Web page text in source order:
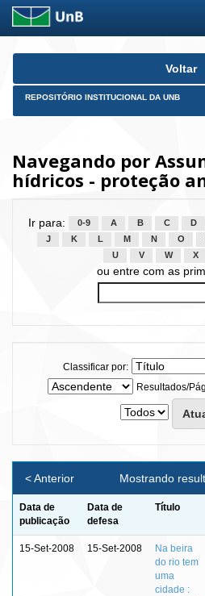
Skip
Voltar
REPOSITÓRIO INSTITUCIONAL DA UNB
Navegando por
hídricos - proteção
Ir para: 0-9 A B C D
J
K L M N O
U
V W X
ou entre com as
Classificar por:
Resultados/
Mostrando
< Anterior
Data de
publicação
Data de
defesa
Título
15-Set-2008 15-Set-2008
Na beira
do rio tem
uma
cidade :